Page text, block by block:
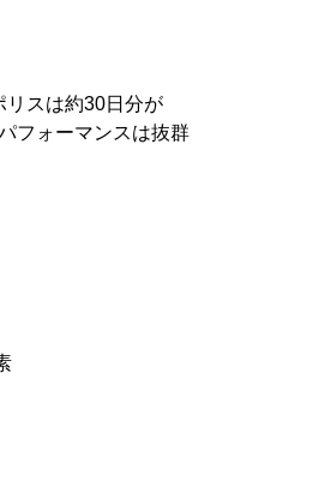
リスは約30日分が
フォーマンスは抜群